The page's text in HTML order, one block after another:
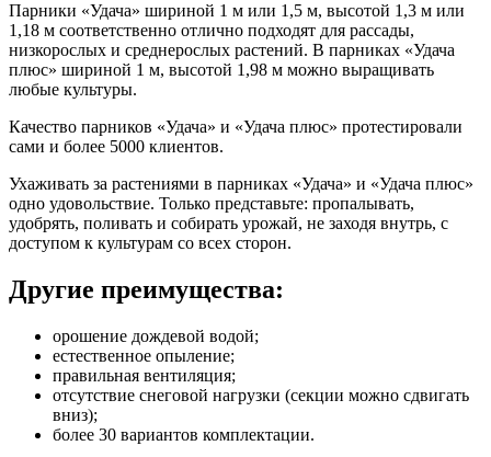
Парники «Удача» шириной 1 м или 1,5 м, высотой 1,3 м или
1,18 м соответственно отлично подходят для рассады,
низкорослых и среднерослых растений. В парниках «Удача
плюс» шириной 1 м, высотой 1,98 м можно выращивать
любые культуры.
Качество парников «Удача» и «Удача плюс» протестировали
сами и более 5000 клиентов.
Ухаживать за растениями в парниках «Удача» и «Удача плюс»
одно удовольствие. Только представьте: пропалывать,
удобрять, поливать и собирать урожай, не заходя внутрь, с
доступом к культурам со всех сторон.
Другие преимущества:
орошение дождевой водой;
естественное опыление;
правильная вентиляция;
отсутствие снеговой нагрузки (секции можно сдвигать
вниз);
более 30 вариантов комплектации.